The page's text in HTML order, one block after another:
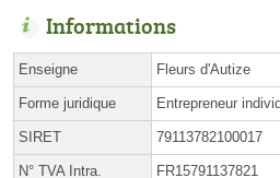
Informations
Enseigne Fleurs d'Autize
Forme juridique Entrepreneur
SIRET 79113782100017
N° TVA Intra. FR15791137821